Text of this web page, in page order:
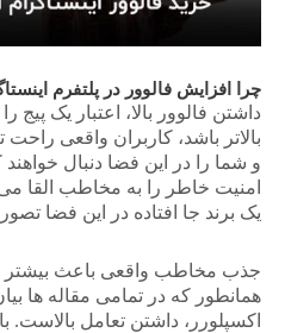
چرا افزایش فالوور در پلتفرم
داشتن فالوور بالا، اعتبار یک
بالاتر باشد، کاربران واقعی راحت
و شما را در این فضا دنبال
امنیت خاطر را به مخاطب القا
یک برند جا افتاده در این فضا
جذب مخاطب واقعی باعث بیشتر
همانطور که در تمامی مقاله ها
اکسپلورر، داشتن تعامل بالاست.